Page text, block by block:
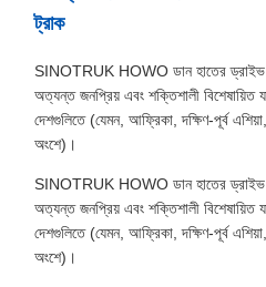
ট্রাক
SINOTRUK HOWO ডান হাতের ড্রাইভ
অত্যন্ত জনপ্রিয় এবং শক্তিশালী বিশেষায়িত
দেশগুলিতে (যেমন, আফ্রিকা, দক্ষিণ-পূর্ব
অংশে)।
SINOTRUK HOWO ডান হাতের ড্রাইভ
অত্যন্ত জনপ্রিয় এবং শক্তিশালী বিশেষায়িত
দেশগুলিতে (যেমন, আফ্রিকা, দক্ষিণ-পূর্ব
অংশে)।